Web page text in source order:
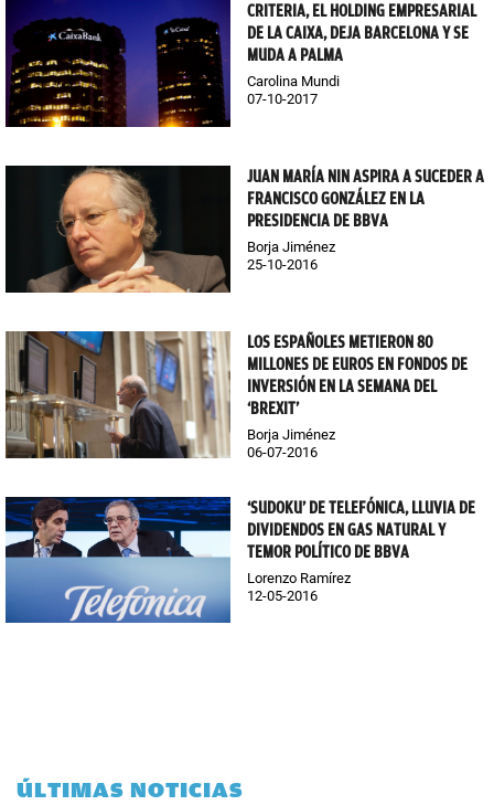
CRITERIA, EL HOLDING EMPRESARIAL
DE LA CAIXA, DEJA BARCELONA Y SE
MUDA A PALMA
Carolina Mundi
07-10-2017
JUAN MARÍA NIN ASPIRA A SUCEDER A
FRANCISCO GONZÁLEZ EN LA
PRESIDENCIA DE BBVA
Borja Jiménez
25-10-2016
LOS ESPAÑOLES METIERON 80
MILLONES DE EUROS EN FONDOS DE
INVERSIÓN EN LA SEMANA DEL
‘BREXIT’
Borja Jiménez
06-07-2016
‘SUDOKU’ DE TELEFÓNICA, LLUVIA DE
DIVIDENDOS EN GAS NATURAL Y
TEMOR POLÍTICO DE BBVA
Lorenzo Ramírez
12-05-2016
ÚLTIMAS NOTICIAS